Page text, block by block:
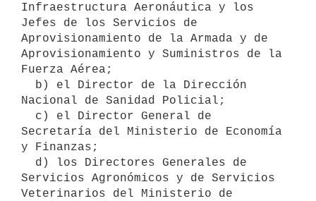
Infraestructura Aeronáutica y los
Jefes de los Servicios de
Aprovisionamiento de la Armada y de
Aprovisionamiento y Suministros de la
Fuerza Aérea;
Nacional de Sanidad Policial;
Secretaría del Ministerio de Economía
y Finanzas;
Servicios Agronómicos y de Servicios
Veterinarios del Ministerio de